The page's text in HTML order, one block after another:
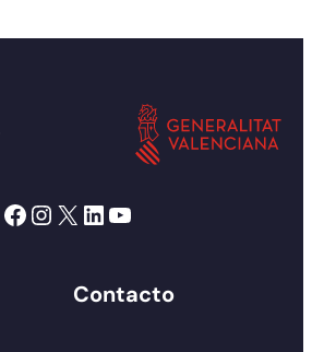
Facebook Instagram X LinkedIn YouTube
Contacto